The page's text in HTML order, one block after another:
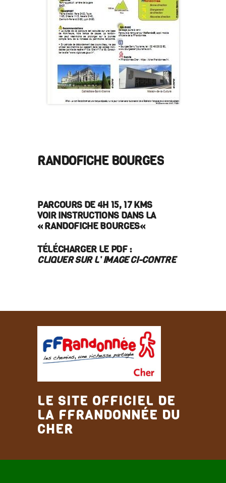
RANDOFICHE BOURGES
PARCOURS DE 4H 15, 17 KMS
VOIR INSTRUCTIONS DANS LA
« RANDOFICHEBOURGES«
TÉLÉCHARGER LE PDF :
CLIQUER SUR L’ IMAGE CI-CONTRE
LE SITE OFFICIEL DE
LA FFRANDONNÉE DU
CHER